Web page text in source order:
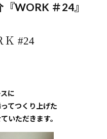
WORK ＃24』
Ｋ #24
に
てつくり上げた
いただきます。